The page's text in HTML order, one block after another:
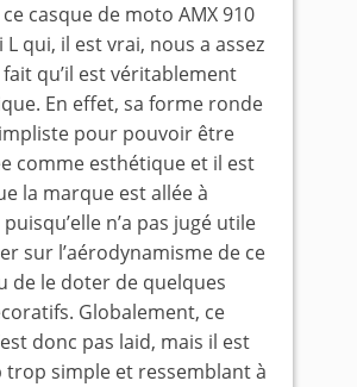
casque de moto AMX 910
qui, il est vrai, nous a assez
qu’il est véritablement
En effet, sa forme ronde
pour pouvoir être
comme esthétique et il est
la marque est allée à
puisqu’elle n’a pas jugé utile
sur l’aérodynamisme de ce
de le doter de quelques
Globalement, ce
donc pas laid, mais il est
trop simple et ressemblant à